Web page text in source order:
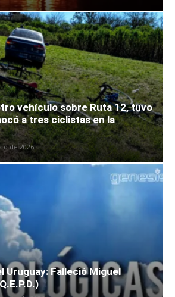
vehículo sobre Ruta 12, tuvo
a tres ciclistas en la
de 2026
Uruguay: Falleció Miguel